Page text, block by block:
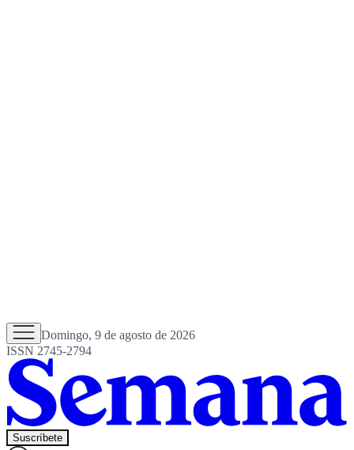
Domingo, 9 de agosto de 2026
ISSN 2745-2794
Suscríbete